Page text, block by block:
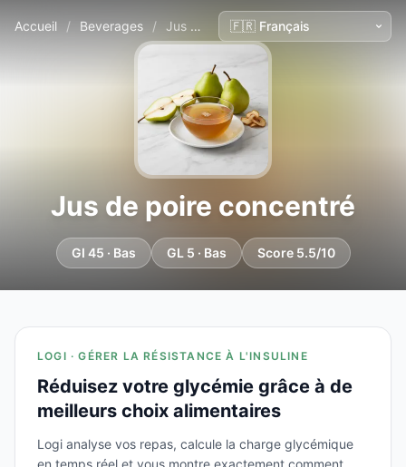
Accueil / Beverages / Jus de poire concentré
Jus de poire concentré
GI 45 · Bas GL 5 · Bas Score 5.5/10
LOGI · GÉRER LA RÉSISTANCE À L'INSULINE
Réduisez votre glycémie grâce à de
meilleurs choix alimentaires
Logi analyse vos repas, calcule la charge glycémique
en temps réel et vous montre exactement comment